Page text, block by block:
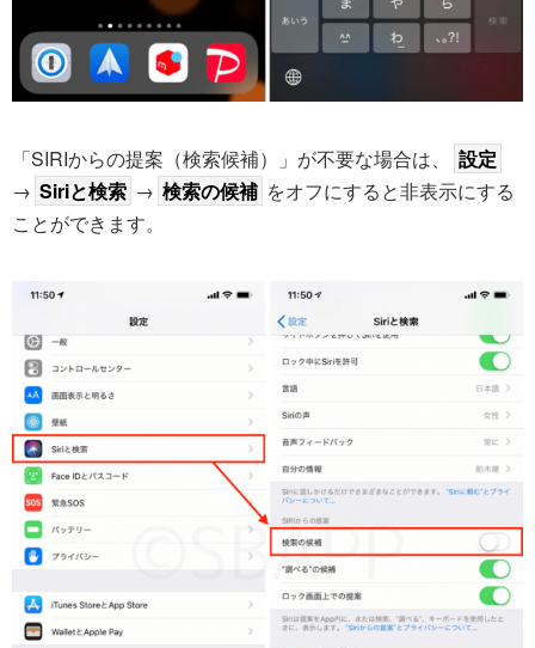
「SIRIからの提案（検索候補）」が不要な場合は、
設定
→ Siriと検索 → 検索の候補 をオフにすると非表示にする
ことができます。